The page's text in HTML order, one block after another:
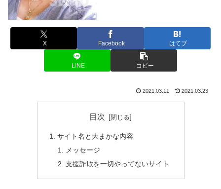
X Facebook はてブ
LINE コピー
2021.03.11 2021.03.23
目次
サイト名と大まかな内容
メッセージ
支援詐欺を一切やってないサイト